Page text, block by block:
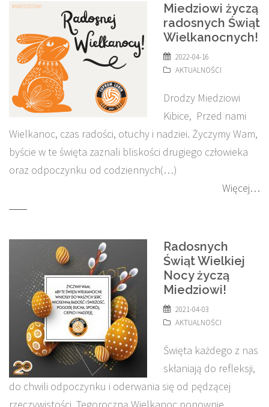
Miedziowi życzą
radosnych Świąt
Wielkanocnych!
2022-04-16
AKTUALNOŚCI
Drodzy Miedziowi
Kibice, Przed nami
Wielkanoc, czas radości, otuchy i nadziei. Życzymy Wam,
byście w te święta zaznali bliskości drugiego człowieka
oraz odpoczynku od codziennych(…)
Więcej…
Radosnych
Świąt Wielkiej
Nocy życzą
Miedziowi!
2021-04-03
AKTUALNOŚCI
Święta każdego z nas
skłaniają do refleksji,
do chwili odpoczynku i oderwania się od pędzącej